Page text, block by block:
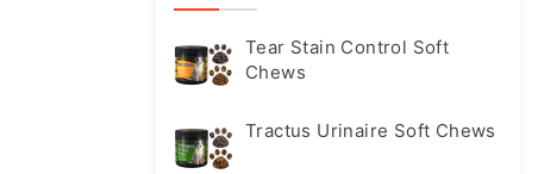
Tear Stain Control Soft
Chews
Tractus Urinaire Soft Chews